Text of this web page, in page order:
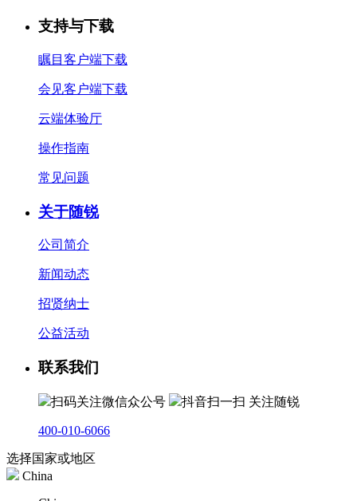
支持与下载
瞩目客户端下载
会见客户端下载
云端体验厅
操作指南
常见问题
关于随锐
公司简介
新闻动态
招贤纳士
公益活动
联系我们
扫码关注微信众公号 抖音扫一扫 关注随锐
400-010-6066
选择国家或地区
China